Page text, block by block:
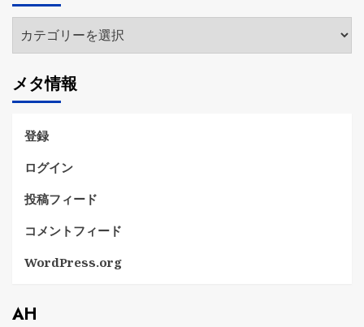
ブ
テ
リ
ー
メタ情報
登録
ログイン
投稿フィード
コメントフィード
WordPress.org
AH